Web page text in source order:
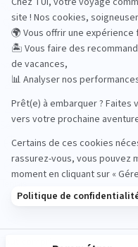
Road Trips
Safari
Sénior